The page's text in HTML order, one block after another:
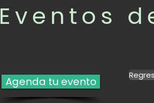
Eventos
Agenda tu evento